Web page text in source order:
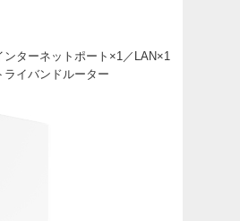
ンターネットポート×1／LAN×1
ライバンドルーター